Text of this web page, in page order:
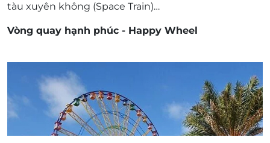
tàu xuyên không (Space Train)…
Vòng quay hạnh phúc - Happy Wheel